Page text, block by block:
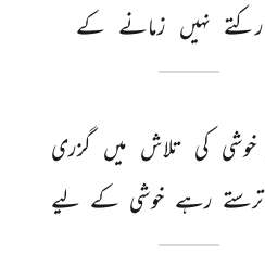
رکتے نہیں زمانے کے
خوشی کی تلاش میں گزری
ترستے رہے خوشی کے لیے